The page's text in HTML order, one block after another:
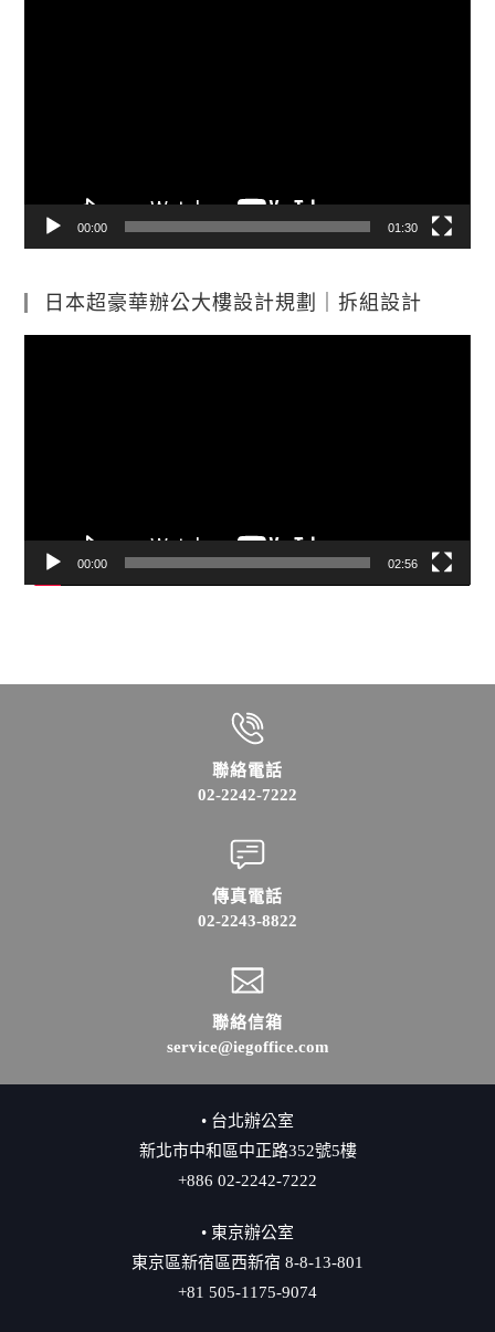
00:00 01:30
日本超豪華辦公大樓設計規劃｜拆組設計
00:00 02:56
聯絡電話
02-2242-7222
傳真電話
02-2243-8822
聯絡信箱
service@iegoffice.com
• 台北辦公室
新北市中和區中正路352號5樓
+886 02-2242-7222
• 東京辦公室
東京區新宿區西新宿 8-8-13-801
+81 505-1175-9074